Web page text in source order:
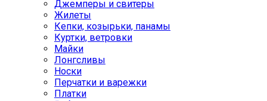
Джемперы и свитеры
Жилеты
Кепки, козырьки, панамы
Куртки, ветровки
Майки
Лонгсливы
Носки
Перчатки и варежки
Платки